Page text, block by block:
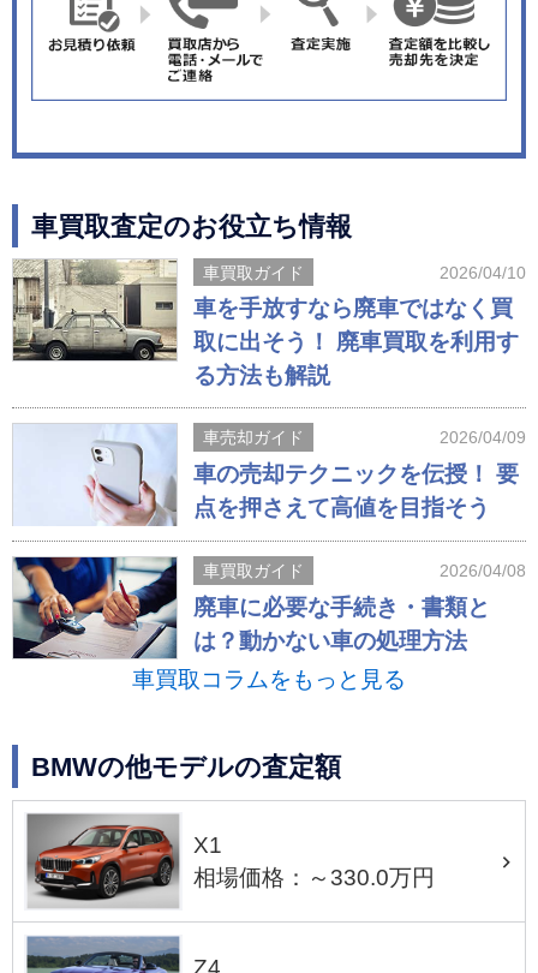
車買取査定のお役立ち情報
車買取ガイド 2026/04/10
車を手放すなら廃車ではなく買
取に出そう！ 廃車買取を利用す
る方法も解説
車売却ガイド 2026/04/09
車の売却テクニックを伝授！ 要
点を押さえて高値を目指そう
車買取ガイド 2026/04/08
廃車に必要な手続き・書類と
は？動かない車の処理方法
車買取コラムをもっと見る
BMWの他モデルの査定額
X1
相場価格：～330.0万円
Z4